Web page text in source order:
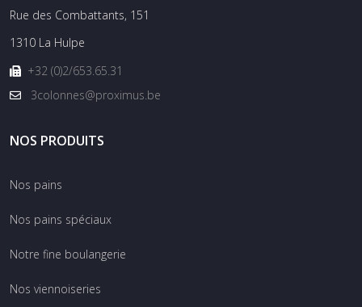
Rue des Combattants, 151
1310 La Hulpe
+32 (0)2/653.65.31
3colonnes@proximus.be
NOS PRODUITS
Nos pains
Nos pains spéciaux
Notre fine boulangerie
Nos viennoiseries